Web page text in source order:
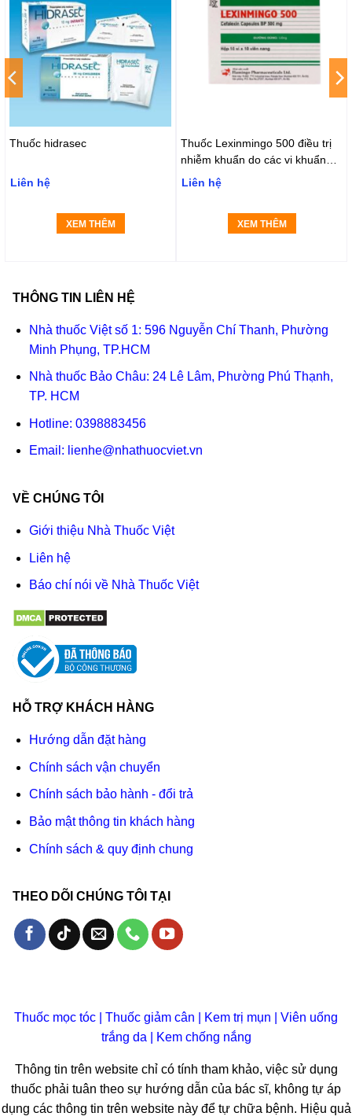
Thuốc hidrasec
Liên hệ
XEM THÊM
Thuốc Lexinmingo 500 điều trị
nhiễm khuẩn do các vi khuẩn
nhạy cảm gây ra (Hộp 10 vỉ x 10
Liên hệ
XEM THÊM
THÔNG TIN LIÊN HỆ
Nhà thuốc Việt số 1: 596 Nguyễn Chí Thanh, Phường
Minh Phụng, TP.HCM
Nhà thuốc Bảo Châu: 24 Lê Lâm, Phường Phú Thạnh,
TP. HCM
Hotline: 0398883456
Email: lienhe@nhathuocviet.vn
VỀ CHÚNG TÔI
Giới thiệu Nhà Thuốc Việt
Liên hệ
Báo chí nói về Nhà Thuốc Việt
HỖ TRỢ KHÁCH HÀNG
Hướng dẫn đặt hàng
Chính sách vận chuyển
Chính sách bảo hành - đổi trả
Bảo mật thông tin khách hàng
Chính sách & quy định chung
THEO DÕI CHÚNG TÔI TẠI
Thuốc mọc tóc Thuốc giảm cân Kem trị mụn
Viên uống
trắng da
Kem chống nắng
Thông tin trên website chỉ có tính tham khảo, việc sử dụng
thuốc phải tuân theo sự hướng dẫn của bác sĩ, không tự áp
dụng các thông tin trên website này để tự chữa bệnh. Hiệu quả